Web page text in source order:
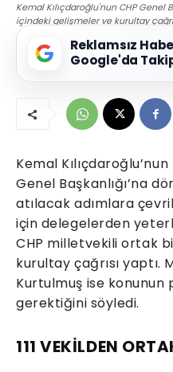
Kemal Kılıçdaroğlu'nun CHP Genel
içindeki gelişmeler ve kurultay
Reklamsız
Google'da
Kemal
Genel Başkanlığı’na
atılacak adımlara
için delegelerden yeterli
CHP milletvekili ortak
kurultay çağrısı yaptı.
Kurtulmuş ise
gerektiğini söyledi.
111 VEKİLDEN